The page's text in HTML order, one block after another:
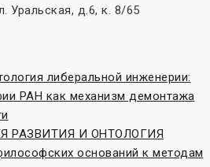
Уральская, д.6, к. 8/65
либеральной инженерии:
РАН как механизм демонтажа
РАЗВИТИЯ И ОНТОЛОГИЯ
оснований к методам